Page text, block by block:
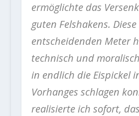
ermöglichte das
guten Felshakens. Diese
entscheidenden Meter
technisch und
in endlich die Eispickel
Vorhanges schlagen
realisierte ich sofort,